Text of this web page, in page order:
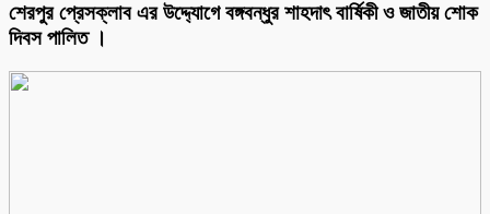
শেরপুর প্রেসক্লাব এর উদ্দ্যোগে বঙ্গবন্ধুর শাহদাৎ বার্ষিকী ও জাতীয় শোক
দিবস পালিত ।